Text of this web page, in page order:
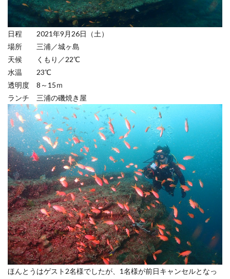
日程 2021年9月26日（土）
場所 三浦／城ヶ島
天候 くもり／22℃
水温 23℃
透明度 8～15ｍ
ランチ 三浦の磯焼き屋
ほんとうはゲスト2名様でしたが、1名様が前日キャンセルとなっ